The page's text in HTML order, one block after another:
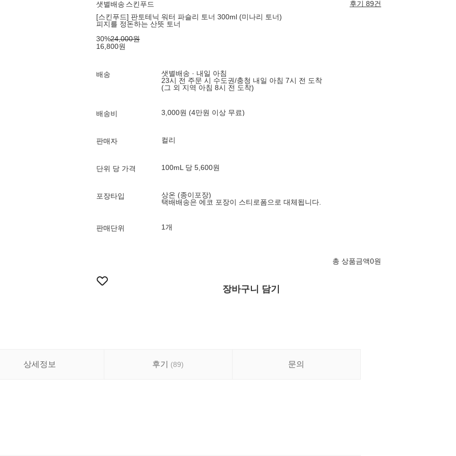
샛별배송 스킨푸드
후기 89건
[스킨푸드] 판토테닉 워터 파슬리 토너 300ml (미나리 토너)
피지를 정돈하는 산뜻 토너
30%24,000원
16,800원
배송
샛별배송 · 내일 아침
23시 전 주문 시 수도권/충청 내일 아침 7시 전 도착
(그 외 지역 아침 8시 전 도착)
배송비 3,000원 (4만원 이상 무료)
판매자 컬리
단위 당 가격 100mL 당 5,600원
포장타입
상온 (종이포장)
택배배송은 에코 포장이 스티로폼으로 대체됩니다.
판매단위 1개
총 상품금액0원
장바구니 담기
상세정보 후기 (89) 문의